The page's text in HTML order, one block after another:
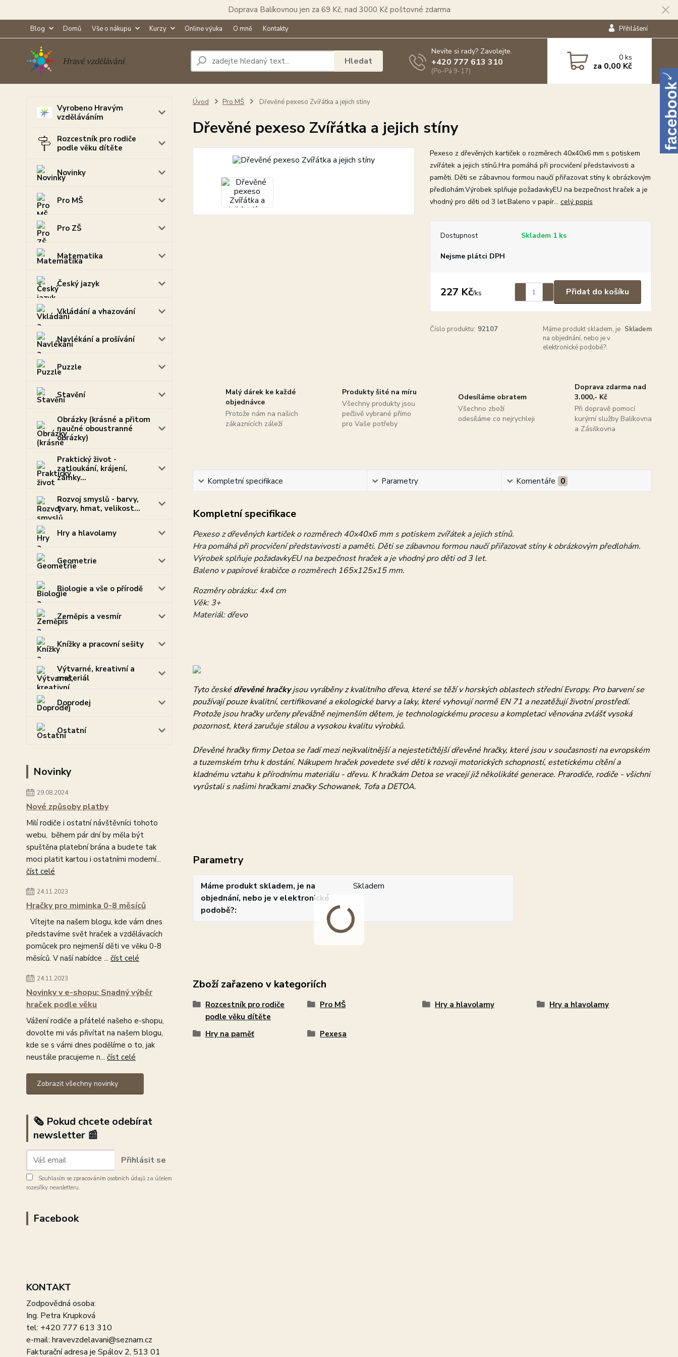
Doprava Balíkovnou jen za 69 Kč, nad 3000 Kč poštovné zdarma
Blog Domů Vše o nákupu Kurzy Online výuka O mně Kontakty Přihlášení
Hledat
Nevíte si rady? Zavolejte.
+420 777 613 310
(Po-Pá 9-17)
0ks
za 0,00 Kč
Vyrobeno Hravým
vzděláváním
Rozcestník pro rodiče
podle věku dítěte
Novinky
Pro MŠ
Pro ZŠ
Matematika
Český jazyk
Vkládání a vhazování
Navlékání a prošívání
Puzzle
Stavění
Obrázky (krásné a přitom
naučné oboustranné
obrázky)
Praktický život -
zatloukání, krájení,
zámky...
Rozvoj smyslů - barvy,
tvary, hmat, velikost...
Hry a hlavolamy
Geometrie
Biologie a vše o přírodě
Zeměpis a vesmír
Knížky a pracovní sešity
Výtvarné, kreativní a
materiál
Doprodej
Ostatní
Novinky
29.08.2024
Nové způsoby platby
Milí rodiče i ostatní návštěvníci tohoto
webu, během pár dní by měla být
spuštěna platební brána a budete tak
moci platit kartou i ostatními moderní...
číst celé
24.11.2023
Hračky pro miminka 0-8 měsíců
Vítejte na našem blogu, kde vám dnes
představíme svět hraček a vzdělávacích
pomůcek pro nejmenší děti ve věku 0-8
měsíců. V naší nabídce ... číst celé
24.11.2023
Novinky v e-shopu: Snadný výběr
hraček podle věku
Vážení rodiče a přátelé našeho e-shopu,
dovolte mi vás přivítat na našem blogu,
kde se s vámi dnes podělíme o to, jak
neustále pracujeme n... číst celé
Zobrazit všechny novinky
🗞️ Pokud chcete odebírat
newsletter 📰
Přihlásit se
Souhlasím se zpracováním osobních údajů za účelem
rozesílky newsletteru.
Facebook
KONTAKT
Zodpovědná osoba:
Ing. Petra Krupková
tel: +420 777 613 310
e-mail: hravevzdelavani@seznam.cz
Fakturační adresa je Spálov 2, 513 01
Úvod Pro MŠ Dřevěné pexeso Zvířátka a jejich stíny
Dřevěné pexeso Zvířátka a jejich stíny
Pexeso z dřevěných kartiček o rozměrech 40x40x6 mm s potiskem
zvířátek a jejich stínů.Hra pomáhá při procvičení představivosti a
paměti. Děti se zábavnou formou naučí přiřazovat stíny k obrázkovým
předlohám.Výrobek splňuje požadavkyEU na bezpečnost hraček a je
vhodný pro děti od 3 let.Baleno v papír... celý popis
Dostupnost Skladem 1 ks
Nejsme plátci DPH
227 Kč/ks Přidat do košíku
Číslo produktu: 92107
Máme produkt skladem, je
na objednání, nebo je v
elektronické podobě?:
Skladem
Malý dárek ke každé
objednávce
Protože nám na našich
zákaznících záleží
Produkty šité na míru
Všechny produkty jsou
pečlivě vybrané přímo
pro Vaše potřeby
Odesíláme obratem
Všechno zboží
odesíláme co nejrychleji
Doprava zdarma nad
3.000,- Kč
Při dopravě pomocí
kurýrní služby Balíkovna
a Zásilkovna
Kompletní specifikace Parametry Komentáře 0
Kompletní specifikace
Pexeso z dřevěných kartiček o rozměrech 40x40x6 mm s potiskem zvířátek a jejich stínů.
Hra pomáhá při procvičení představivosti a paměti. Děti se zábavnou formou naučí přiřazovat stíny k obrázkovým předlohám.
Výrobek splňuje požadavkyEU na bezpečnost hraček a je vhodný pro děti od 3 let.
Baleno v papírové krabičce o rozměrech 165x125x15 mm.
Rozměry obrázku: 4x4 cm
Věk: 3+
Materiál: dřevo
Tyto českédřevěné hračkyjsou vyráběny z kvalitního dřeva, které se těží v horských oblastech střední Evropy. Pro barvení se
používají pouze kvalitní, certifikované a ekologické barvy a laky, které vyhovují normě EN 71 a nezatěžují životní prostředí.
Protože jsou hračky určeny převážně nejmenším dětem, je technologickému procesu a kompletaci věnována zvlášť vysoká
pozornost, která zaručuje stálou a vysokou kvalitu výrobků.
Dřevěné hračky firmy Detoa se řadí mezi nejkvalitnější a nejestetičtější dřevěné hračky, které jsou v současnosti na evropském
a tuzemském trhu k dostání. Nákupem hraček povedete své děti k rozvoji motorických schopností, estetickému cítění a
kladnému vztahu k přírodnímu materiálu - dřevu. K hračkám Detoa se vracejí již několikáté generace. Prarodiče, rodiče - všichni
vyrůstali s našimi hračkami značky Schowanek, Tofa a DETOA.
Parametry
Máme produkt skladem, je na
objednání, nebo je v elektronické
podobě?
Skladem
Zboží zařazeno v kategoriích
Rozcestník pro rodiče
podle věku dítěte
Pro MŠ Hry a hlavolamy Hry a hlavolamy
Hry na paměť Pexesa